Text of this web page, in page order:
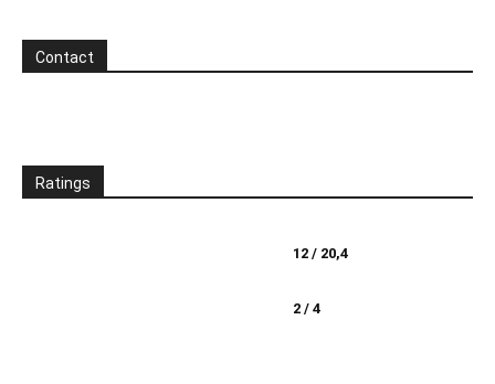
Contact
Ratings
12 / 20,4
2 / 4